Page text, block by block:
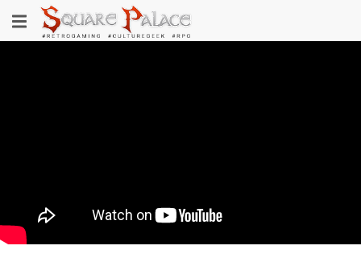
au
contenu
Toggle
navigation